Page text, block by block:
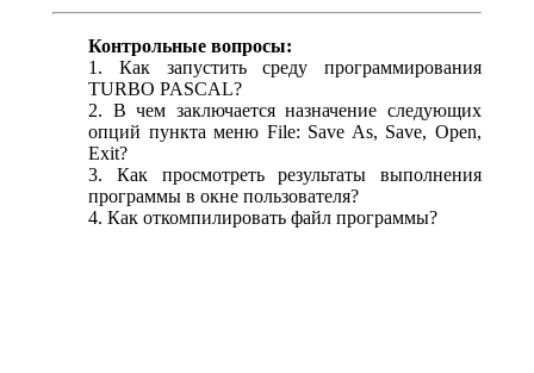
Контрольные вопросы:
1. Как запустить среду программирования
TURBO PASCAL?
2. В чем заключается назначение следующих
опций пункта меню File: Save As, Save, Open,
Exit?
3. Как просмотреть результаты выполнения
программы в окне пользователя?
4. Как откомпилировать файл программы?